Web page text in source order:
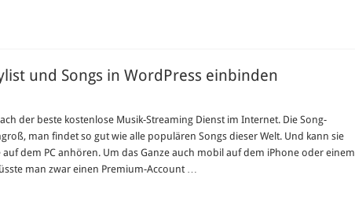
und Songs in WordPress einbinden
der beste kostenlose Musik-Streaming Dienst im Internet. Die Song-
man findet so gut wie alle populären Songs dieser Welt. Und kann sie
auf dem PC anhören. Um das Ganze auch mobil auf dem iPhone oder einem
man zwar einen Premium-Account …